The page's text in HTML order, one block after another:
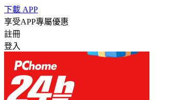
下載 APP
享受APP專屬優惠
註冊
登入